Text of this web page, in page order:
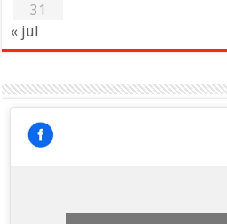
31
« jul